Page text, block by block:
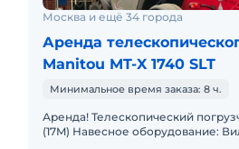
Москва и ещё 34 города
Аренда
Manitou MT-X 1740 SLT
Минимальное время заказа: 8 ч.
Аренда! Телескопический погрузчик Manitou MT 1740
(17M) Навесное оборудование: